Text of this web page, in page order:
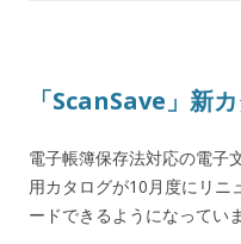
「ScanSave」新
電子帳簿保存法対応の電子
用カタログが10月度にリニ
ードできるようになっていま